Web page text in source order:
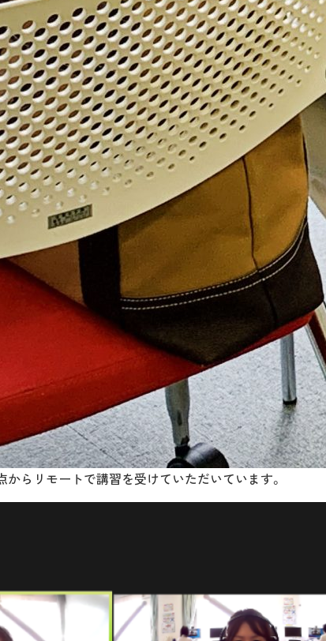
らリモートで講習を受けていただいています。